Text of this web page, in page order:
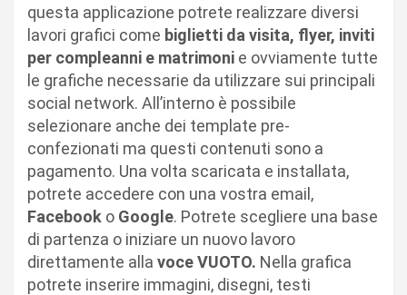
questa applicazione potrete realizzare diversi
lavori grafici come biglietti da visita, flyer, inviti
per compleanni e matrimoni e ovviamente tutte
le grafiche necessarie da utilizzare sui principali
social network. All’interno è possibile
selezionare anche dei template pre-
confezionati ma questi contenuti sono a
pagamento. Una volta scaricata e installata,
potrete accedere con una vostra email,
Facebook o Google. Potrete scegliere una base
di partenza o iniziare un nuovo lavoro
direttamente alla voceVUOTO. Nella grafica
potrete inserire immagini, disegni, testi